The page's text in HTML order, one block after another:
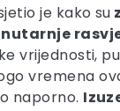
je kako su
vrijednosti,
vremena
naporno.